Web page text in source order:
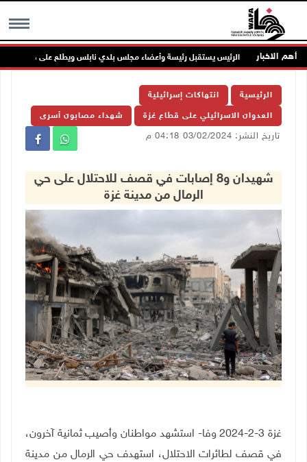
MENU أهم الاخبار الرئيس يستقبل رئيسة وأعضاء مجلس بلدي نابلس ويطلع على خطط النهوض
الرئيسية انتهاكات إسرائيلية
العدوان الاسرائيلي على قطاع غزة شهداء مصابون أسرى
تاريخ النشر: 03/02/2024 04:18 م
شهيدان و8 إصابات في قصف للاحتلال على حي
الرمال من مدينة غزة
غزة 3-2-2024 وفا- استشهد مواطنان وأصيب ثمانية آخرون،
في قصف لطائرات الاحتلال، استهدف حي الرمال من مدينة